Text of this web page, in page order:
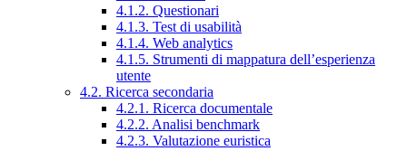
4.1.2. Questionari
4.1.3. Test di usabilità
4.1.4. Web analytics
4.1.5. Strumenti di mappatura dell’esperienza
utente
4.2. Ricerca secondaria
4.2.1. Ricerca documentale
4.2.2. Analisi benchmark
4.2.3. Valutazione euristica